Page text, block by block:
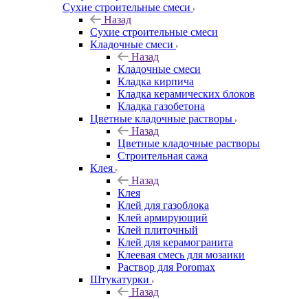
Сухие строительные смеси
Назад
Сухие строительные смеси
Кладочные смеси
Назад
Кладочные смеси
Кладка кирпича
Кладка керамических блоков
Кладка газобетона
Цветные кладочные растворы
Назад
Цветные кладочные растворы
Строительная сажа
Клея
Назад
Клея
Клей для газоблока
Клей армирующий
Клей плиточный
Клей для керамогранита
Клеевая смесь для мозаики
Раствор для Poromax
Штукатурки
Назад